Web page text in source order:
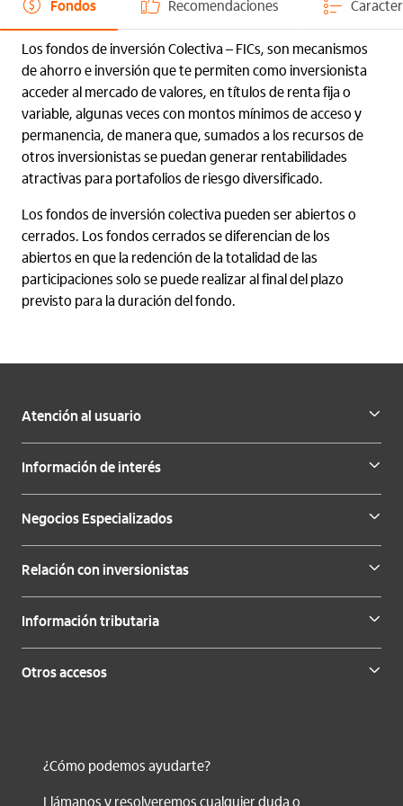
Fondos Recomendaciones
Los fondos de inversión Colectiva – FICs, son mecanismos
de ahorro e inversión que te permiten como inversionista
acceder al mercado de valores, en títulos de renta fija o
variable, algunas veces con montos mínimos de acceso y
permanencia, de manera que, sumados a los recursos de
otros inversionistas se puedan generar rentabilidades
atractivas para portafolios de riesgo diversificado.
Los fondos de inversión colectiva pueden ser abiertos o
cerrados. Los fondos cerrados se diferencian de los
abiertos en que la redención de la totalidad de las
participaciones solo se puede realizar al final del plazo
previsto para la duración del fondo.
Atención al usuario
Información de interés
Negocios Especializados
Relación con inversionistas
Información tributaria
Otros accesos
¿Cómo podemos ayudarte?